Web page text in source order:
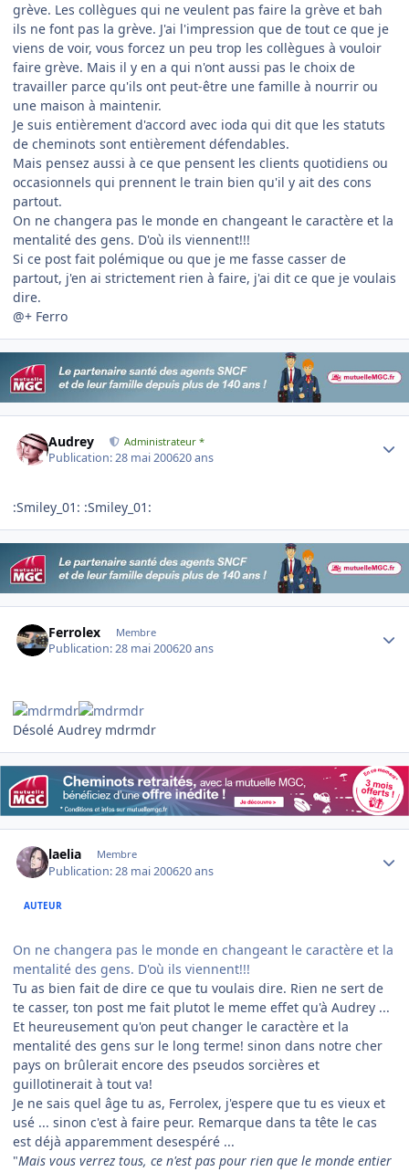
grève. Les collègues qui ne veulent pas faire la grève et bah
ils ne font pas la grève. J'ai l'impression que de tout ce que je
viens de voir, vous forcez un peu trop les collègues à vouloir
faire grève. Mais il y en a qui n'ont aussi pas le choix de
travailler parce qu'ils ont peut-être une famille à nourrir ou
une maison à maintenir.
Je suis entièrement d'accord avec ioda qui dit que les statuts
de cheminots sont entièrement défendables.
Mais pensez aussi à ce que pensent les clients quotidiens ou
occasionnels qui prennent le train bien qu'il y ait des cons
partout.
On ne changera pas le monde en changeant le caractère et la
mentalité des gens. D'où ils viennent!!!
Si ce post fait polémique ou que je me fasse casser de
partout, j'en ai strictement rien à faire, j'ai dit ce que je voulais
dire.
@+ Ferro
Audrey Administrateur *
Publication:28 mai 200620 ans
:Smiley_01: :Smiley_01:
Ferrolex Membre
Publication:28 mai 200620 ans
Désolé Audrey mdrmdr
laelia Membre
Publication:28 mai 200620 ans
AUTEUR
On ne changera pas le monde en changeant le caractère et la
mentalité des gens. D'où ils viennent!!!
Tu as bien fait de dire ce que tu voulais dire. Rien ne sert de
te casser, ton post me fait plutot le meme effet qu'à Audrey ...
Et heureusement qu'on peut changer le caractère et la
mentalité des gens sur le long terme! sinon dans notre cher
pays on brûlerait encore des pseudos sorcières et
guillotinerait à tout va!
Je ne sais quel âge tu as, Ferrolex, j'espere que tu es vieux et
usé ... sinon c'est à faire peur. Remarque dans ta tête le cas
est déjà apparemment desespéré ...
"Mais vous verrez tous, ce n'est pas pour rien que le monde entier